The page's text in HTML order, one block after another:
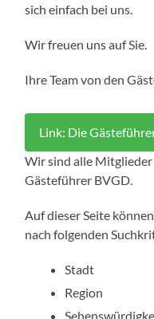
sich einfach bei uns.
Wir freuen uns auf Sie.
Ihre Team von den
Link: Die
Wir sind alle
Gästeführer BVGD.
Auf dieser Seite
nach folgenden
Stadt
Region